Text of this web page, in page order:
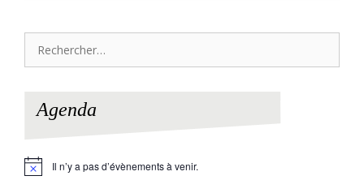
Agenda
N
Il n’y a pas d’évènements à venir.